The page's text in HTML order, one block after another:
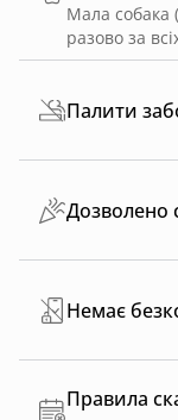
Мала собака
разово за
Палити
Дозволено
Немає
Правила